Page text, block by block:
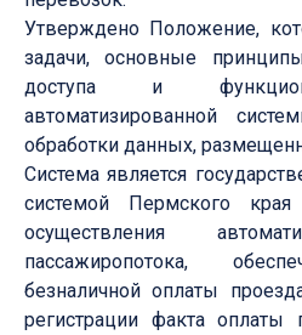
Утверждено Положение,
задачи, основные
доступа и
автоматизированной
обработки данных,
Система является
системой Пермского
осуществления
пассажиропотока,
безналичной оплаты
регистрации факта оплаты